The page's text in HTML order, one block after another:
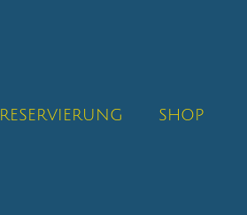
RESERVIERUNG SHOP